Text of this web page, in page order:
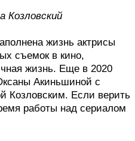
Козловский
жизнь актрисы
съемок в кино,
жизнь. Еще в 2020
Акиньшиной с
Козловским. Если верить
работы над сериалом